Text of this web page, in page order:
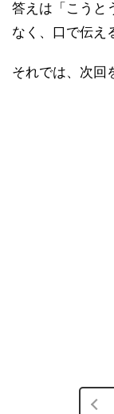
答えは「こうと
なく、口で伝え
それでは、次回